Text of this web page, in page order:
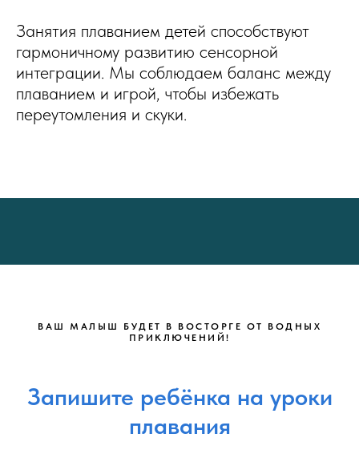
Занятия плаванием детей способствуют
гармоничному развитию сенсорной
интеграции. Мы соблюдаем баланс между
плаванием и игрой, чтобы избежать
переутомления и скуки.
ВАШ МАЛЫШ БУДЕТ В ВОСТОРГЕ ОТ ВОДНЫХ
ПРИКЛЮЧЕНИЙ!
Запишите ребёнка на уроки
плавания